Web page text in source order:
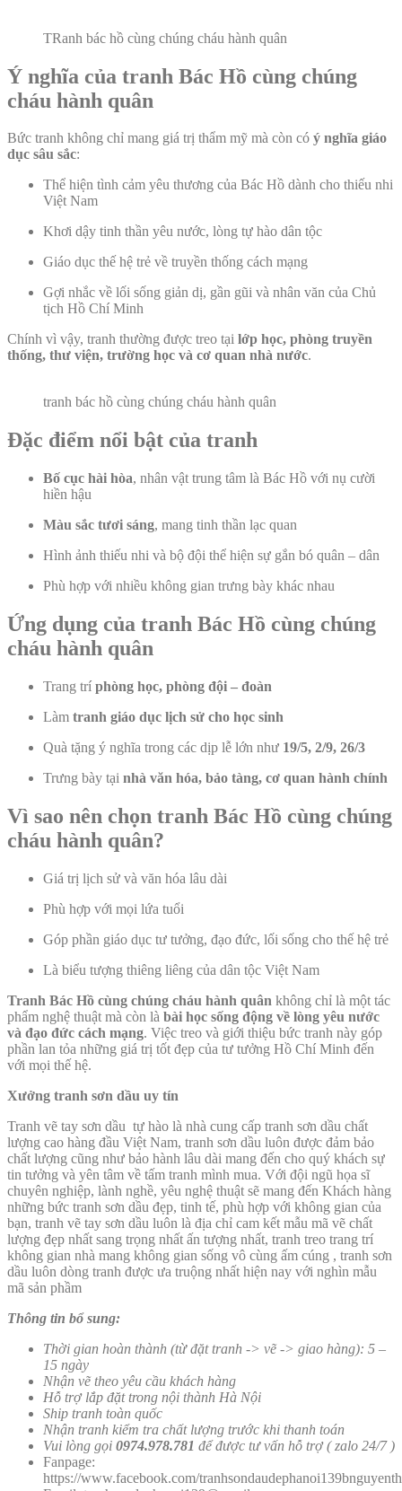
TRanh bác hồ cùng chúng cháu hành quân
Ý nghĩa của tranh Bác Hồ cùng chúng
cháu hành quân
Bức tranh không chỉ mang giá trị thẩm mỹ mà còn có ý nghĩa giáo
dục sâu sắc:
Thể hiện tình cảm yêu thương của Bác Hồ dành cho thiếu nhi
Việt Nam
Khơi dậy tinh thần yêu nước, lòng tự hào dân tộc
Giáo dục thế hệ trẻ về truyền thống cách mạng
Gợi nhắc về lối sống giản dị, gần gũi và nhân văn của Chủ
tịch Hồ Chí Minh
Chính vì vậy, tranh thường được treo tại lớp học, phòng truyền
thống, thư viện, trường học và cơ quan nhà nước.
tranh bác hồ cùng chúng cháu hành quân
Đặc điểm nổi bật của tranh
Bố cục hài hòa, nhân vật trung tâm là Bác Hồ với nụ cười
hiền hậu
Màu sắc tươi sáng, mang tinh thần lạc quan
Hình ảnh thiếu nhi và bộ đội thể hiện sự gắn bó quân – dân
Phù hợp với nhiều không gian trưng bày khác nhau
Ứng dụng của tranh Bác Hồ cùng chúng
cháu hành quân
Trang trí phòng học, phòng đội – đoàn
Làm tranh giáo dục lịch sử cho học sinh
Quà tặng ý nghĩa trong các dịp lễ lớn như 19/5, 2/9, 26/3
Trưng bày tại nhà văn hóa, bảo tàng, cơ quan hành chính
Vì sao nên chọn tranh Bác Hồ cùng chúng
cháu hành quân?
Giá trị lịch sử và văn hóa lâu dài
Phù hợp với mọi lứa tuổi
Góp phần giáo dục tư tưởng, đạo đức, lối sống cho thế hệ trẻ
Là biểu tượng thiêng liêng của dân tộc Việt Nam
Tranh Bác Hồ cùng chúng cháu hành quân không chỉ là một tác
phẩm nghệ thuật mà còn là bài học sống động về lòng yêu nước
và đạo đức cách mạng. Việc treo và giới thiệu bức tranh này góp
phần lan tỏa những giá trị tốt đẹp của tư tưởng Hồ Chí Minh đến
với mọi thế hệ.
Xưởng tranh sơn dầu uy tín
Tranh vẽ tay sơn dầu tự hào là nhà cung cấp tranh sơn dầu chất
lượng cao hàng đầu Việt Nam, tranh sơn dầu luôn được đảm bảo
chất lượng cũng như bảo hành lâu dài mang đến cho quý khách sự
tin tưởng và yên tâm về tấm tranh mình mua. Với đội ngũ họa sĩ
chuyên nghiệp, lành nghề, yêu nghệ thuật sẽ mang đến Khách hàng
những bức tranh sơn dầu đẹp, tinh tế, phù hợp với không gian của
bạn, tranh vẽ tay sơn dầu luôn là địa chỉ cam kết mẫu mã vẽ chất
lượng đẹp nhất sang trọng nhất ấn tượng nhất, tranh treo trang trí
không gian nhà mang không gian sống vô cùng ấm cúng , tranh sơn
dầu luôn dòng tranh được ưa truộng nhất hiện nay với nghìn mẫu
mã sản phầm
Thông tin bổ sung:
Thời gian hoàn thành (từ đặt tranh -> vẽ -> giao hàng): 5 –
15 ngày
Nhận vẽ theo yêu cầu khách hàng
Hỗ trợ lắp đặt trong nội thành Hà Nội
Ship tranh toàn quốc
Nhận tranh kiểm tra chất lượng trước khi thanh toán
Vui lòng gọi 0974.978.781 để được tư vấn hỗ trợ ( zalo 24/7 )
Fanpage:
https://www.facebook.com/